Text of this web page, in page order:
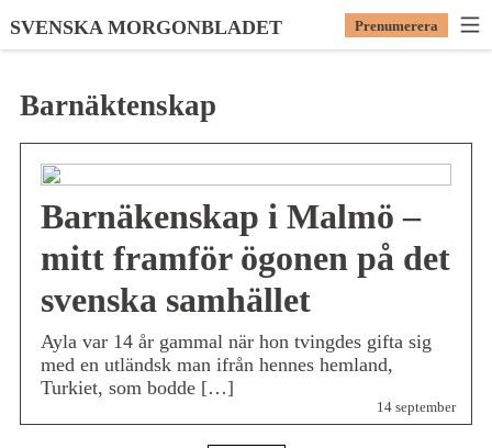
SVENSKA MORGONBLADET Prenumerera
Barnäktenskap
Barnäkenskap i Malmö –
mitt framför ögonen på det
svenska samhället
Ayla var 14 år gammal när hon tvingdes gifta sig
med en utländsk man ifrån hennes hemland,
Turkiet, som bodde […]
14 september